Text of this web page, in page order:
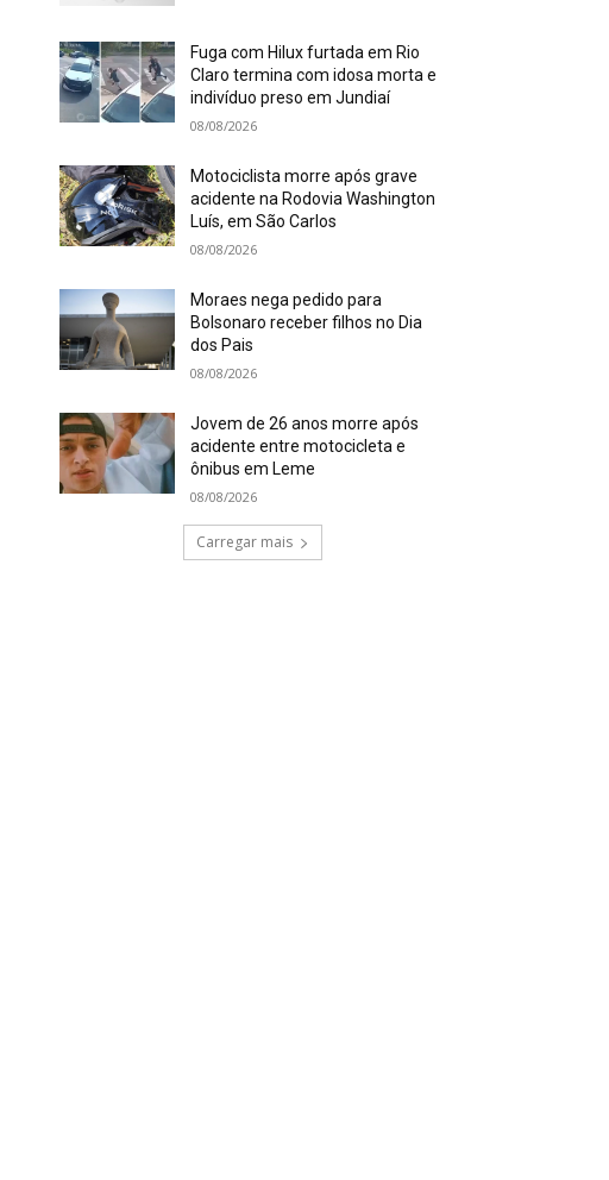
Fuga com Hilux furtada em Rio
Claro termina com idosa morta e
indivíduo preso em Jundiaí
08/08/2026
Motociclista morre após grave
acidente na Rodovia Washington
Luís, em São Carlos
08/08/2026
Moraes nega pedido para
Bolsonaro receber filhos no Dia
dos Pais
08/08/2026
Jovem de 26 anos morre após
acidente entre motocicleta e
ônibus em Leme
08/08/2026
Carregar mais